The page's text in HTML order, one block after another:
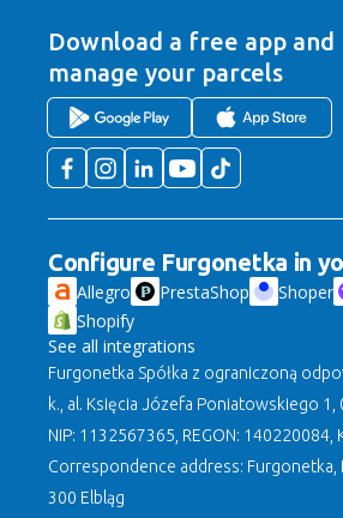
Download a free app and
manage your parcels
Configure Furgonetka in
Allegro PrestaShop Shoper
Shopify
See all integrations
Furgonetka Spółka z ograniczoną
k., al. Księcia Józefa Poniatowskiego 1,
NIP: 1132567365, REGON: 140220084,
Correspondence address: Furgonetka,
300 Elbląg